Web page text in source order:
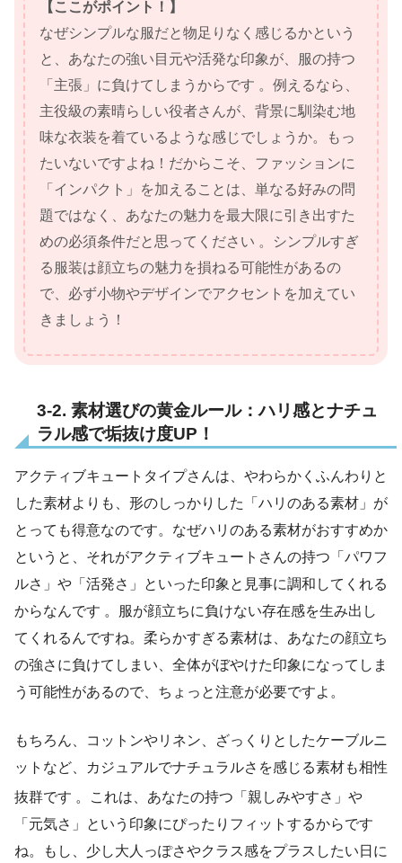
【ここがポイント！】
なぜシンプルな服だと物足りなく感じるかという
と、あなたの強い目元や活発な印象が、服の持つ
「主張」に負けてしまうからです 。例えるなら、
主役級の素晴らしい役者さんが、背景に馴染む地
味な衣装を着ているような感じでしょうか。もっ
たいないですよね！だからこそ、ファッションに
「インパクト」を加えることは、単なる好みの問
題ではなく、あなたの魅力を最大限に引き出すた
めの必須条件だと思ってください 。シンプルすぎ
る服装は顔立ちの魅力を損ねる可能性があるの
で、必ず小物やデザインでアクセントを加えてい
きましょう！
3-2. 素材選びの黄金ルール：ハリ感とナチュ
ラル感で垢抜け度UP！
アクティブキュートタイプさんは、やわらかくふんわりと
した素材よりも、形のしっかりした「ハリのある素材」が
とっても得意なのです。なぜハリのある素材がおすすめか
というと、それがアクティブキュートさんの持つ「パワフ
ルさ」や「活発さ」といった印象と見事に調和してくれる
からなんです 。服が顔立ちに負けない存在感を生み出し
てくれるんですね。柔らかすぎる素材は、あなたの顔立ち
の強さに負けてしまい、全体がぼやけた印象になってしま
う可能性があるので、ちょっと注意が必要ですよ。
もちろん、コットンやリネン、ざっくりとしたケーブルニ
ットなど、カジュアルでナチュラルさを感じる素材も相性
抜群です 。これは、あなたの持つ「親しみやすさ」や
「元気さ」という印象にぴったりフィットするからです
ね。もし、少し大人っぽさやクラス感をプラスしたい日に